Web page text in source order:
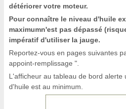
détériorer votre moteur.
Pour connaître le niveau d'huile
maximumn'est pas dépassé
impératif d'utiliser la jauge.
Reportez-vous en pages suivantes
appoint-remplissage ".
L'afficheur au tableau de bord alerte
d'huile est au minimum.